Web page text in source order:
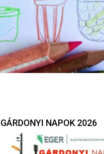
GÁRDONYI NAPOK 2026